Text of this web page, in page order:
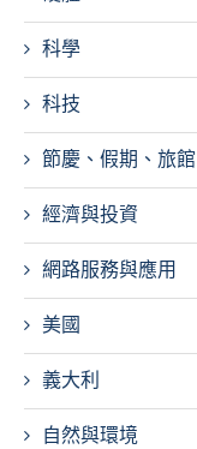
科學
科技
節慶、假期、旅館
經濟與投資
網路服務與應用
美國
義大利
自然與環境